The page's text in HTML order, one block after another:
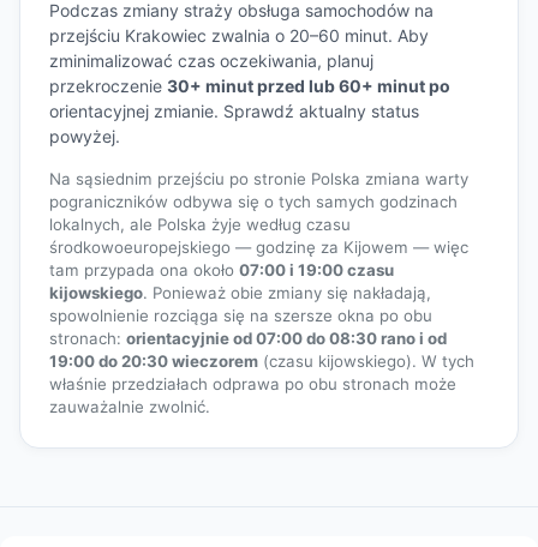
Podczas zmiany straży obsługa samochodów na
przejściu Krakowiec zwalnia o 20–60 minut. Aby
zminimalizować czas oczekiwania, planuj
przekroczenie 30+ minut przed lub 60+ minut po
orientacyjnej zmianie. Sprawdź aktualny status
powyżej.
Na sąsiednim przejściu po stronie Polska zmiana warty
pograniczników odbywa się o tych samych godzinach
lokalnych, ale Polska żyje według czasu
środkowoeuropejskiego — godzinę za Kijowem — więc
tam przypada ona około 07:00 i 19:00 czasu
kijowskiego. Ponieważ obie zmiany się nakładają,
spowolnienie rozciąga się na szersze okna po obu
stronach: orientacyjnie od 07:00 do 08:30 rano i od
19:00 do 20:30 wieczorem (czasu kijowskiego). W tych
właśnie przedziałach odprawa po obu stronach może
zauważalnie zwolnić.